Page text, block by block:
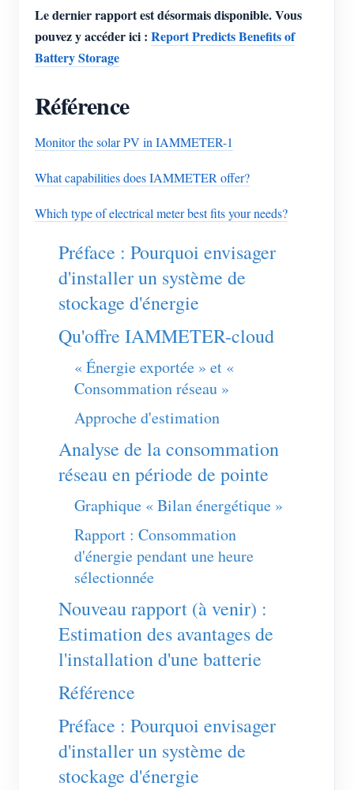
Le dernier rapport est désormais disponible. Vous
pouvez y accéder ici : Report Predicts Benefits of
Battery Storage
Référence
Monitor the solar PV in IAMMETER-1
What capabilities does IAMMETER offer?
Which type of electrical meter best fits your needs?
Préface : Pourquoi envisager
d'installer un système de
stockage d'énergie
Qu'offre IAMMETER-cloud
« Énergie exportée » et «
Consommation réseau »
Approche d'estimation
Analyse de la consommation
réseau en période de pointe
Graphique « Bilan énergétique »
Rapport : Consommation
d'énergie pendant une heure
sélectionnée
Nouveau rapport (à venir) :
Estimation des avantages de
l'installation d'une batterie
Référence
Préface : Pourquoi envisager
d'installer un système de
stockage d'énergie